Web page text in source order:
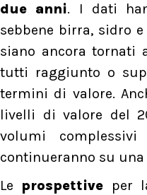
due anni. I dati
sebbene birra, sidro
siano ancora tornati
tutti raggiunto o
termini di valore.
livelli di valore del
volumi
continueranno su
Le prospettive per